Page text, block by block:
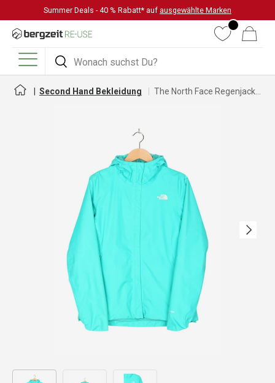
DIREKT ZUM INHALT
Summer Deals - 40 % Rabatt* auf ausgewählte Marken
Suchen
Suchen
WunschlisteWarenkorb
Menü
Second Hand Bekleidung
Nächste